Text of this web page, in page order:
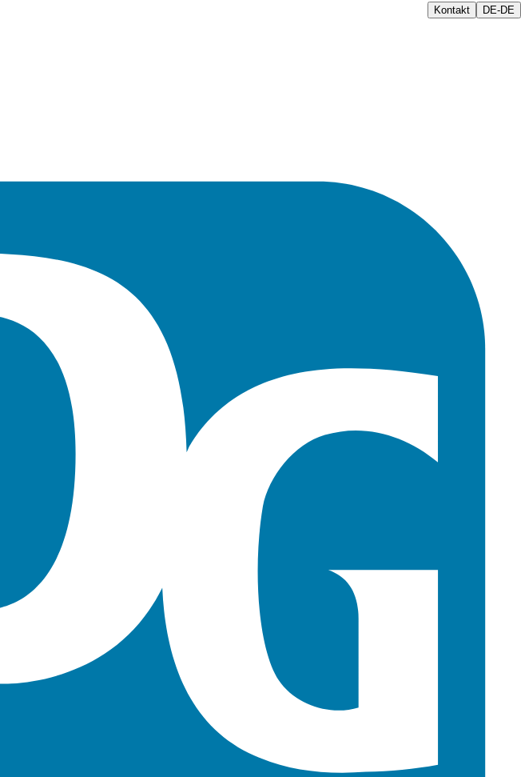
Kontakt DE-DE